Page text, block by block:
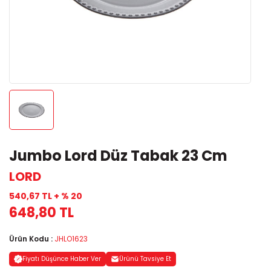
Jumbo Lord Düz Tabak 23 Cm
LORD
540,67 TL + % 20
648,80 TL
Ürün Kodu : JHLO1623
Fiyatı Düşünce Haber Ver Ürünü Tavsiye Et